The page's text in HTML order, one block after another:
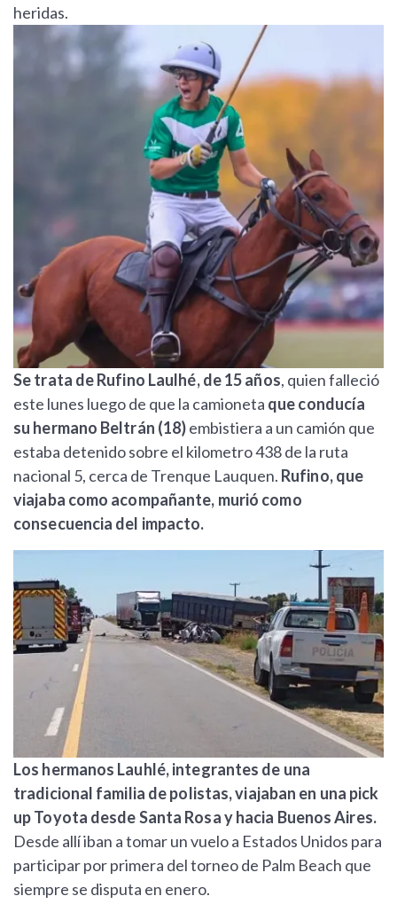
heridas.
Se trata de Rufino Laulhé, de 15 años, quien falleció
este lunes luego de que la camioneta que conducía
su hermano Beltrán (18)embistiera a un camión que
estaba detenido sobre el kilometro 438 de la ruta
nacional 5, cerca de Trenque Lauquen. Rufino, que
viajaba como acompañante, murió como
consecuencia del impacto.
Los hermanos Lauhlé, integrantes de una
tradicional familia de polistas, viajaban en una pick
up Toyota desde Santa Rosa y hacia Buenos Aires.
Desde allí iban a tomar un vuelo a Estados Unidos para
participar por primera del torneo de Palm Beach que
siempre se disputa en enero.